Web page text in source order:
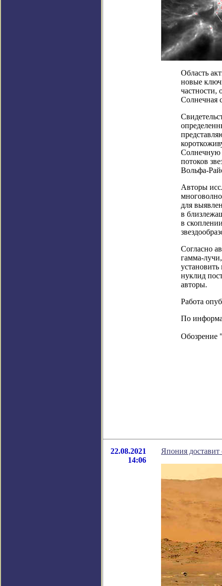
Область
новые
частности,
Солнечная
Солнечную
потоков
Вольфа-
Авторы
для
в
в
Согласно
гамма-
нуклид
авторы.
Работа
По
Обозрение
22.08.2021
14:06
Япония доставит